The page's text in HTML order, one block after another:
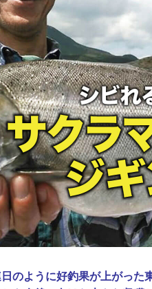
のように好釣果が上がった